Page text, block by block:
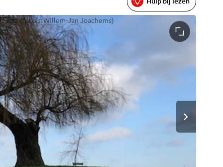
zag' (foto's: Willem-Jan Joachems)